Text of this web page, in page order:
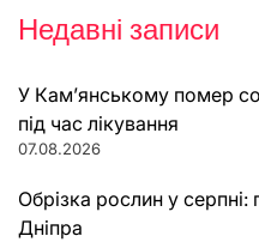
Недавні записи
У Кам’янському помер
під час лікування
07.08.2026
Обрізка рослин у серпні:
Дніпра